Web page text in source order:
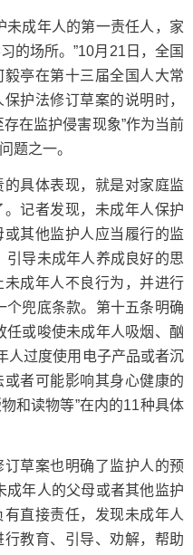
成年人的第一责任人，家
的场所。”10月21日，全国
亭在第十三届全国人大常
护法修订草案的说明时，
在监护侵害现象”作为当前
题之一。
具体表现，就是对家庭监
记者发现，未成年人保护
其他监护人应当履行的监
引导未成年人养成良好的思
成年人不良行为，并进行
个兜底条款。第十五条明确
任或唆使未成年人吸烟、酗
人过度使用电子产品或者沉
者可能影响其身心健康的
和读物等”在内的11种具体
草案也明确了监护人的预
成年人的父母或者其他监护
直接责任，发现未成年人
教育、引导、劝解，帮助